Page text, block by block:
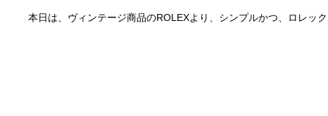
本日は、ヴィンテージ商品のROLEXより、シンプルかつ、ロレッ